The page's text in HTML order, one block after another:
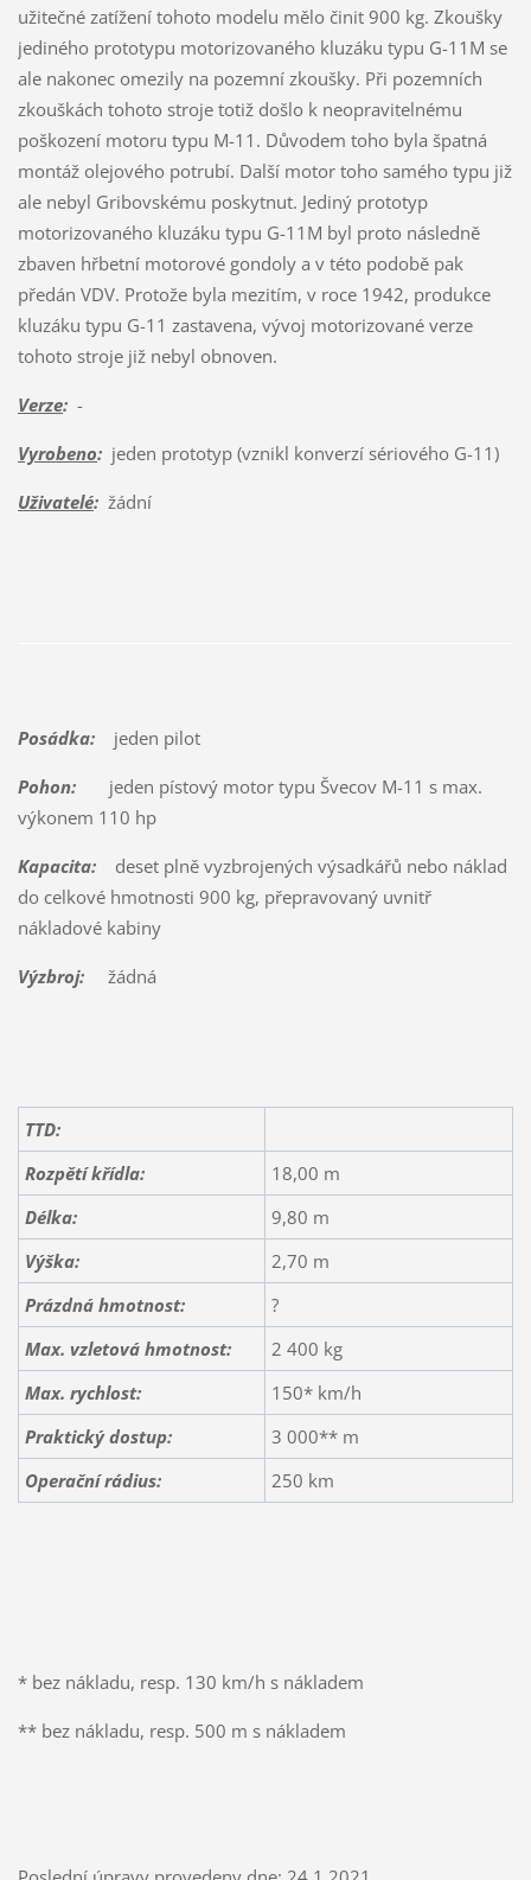
užitečné zatížení tohoto modelu mělo činit 900 kg. Zkoušky
jediného prototypu motorizovaného kluzáku typu G-11M se
ale nakonec omezily na pozemní zkoušky. Při pozemních
zkouškách tohoto stroje totiž došlo k neopravitelnému
poškození motoru typu M-11. Důvodem toho byla špatná
montáž olejového potrubí. Další motor toho samého typu již
ale nebyl Gribovskému poskytnut. Jediný prototyp
motorizovaného kluzáku typu G-11M byl proto následně
zbaven hřbetní motorové gondoly a v této podobě pak
předán VDV. Protože byla mezitím, v roce 1942, produkce
kluzáku typu G-11 zastavena, vývoj motorizované verze
tohoto stroje již nebyl obnoven.
Verze:-
Vyrobeno:jeden prototyp (vznikl konverzí sériového G-11)
Uživatelé:žádní
Posádka:jeden pilot
Pohon:jeden pístový motor typu Švecov M-11 s max.
výkonem 110 hp
Kapacita:deset plně vyzbrojených výsadkářů nebo náklad
do celkové hmotnosti 900 kg, přepravovaný uvnitř
nákladové kabiny
Výzbroj:žádná
TTD:
Rozpětí křídla:
18,00 m
Délka:
9,80 m
Výška:
2,70 m
Prázdná hmotnost:
?
Max. vzletová hmotnost:
2 400 kg
Max. rychlost:
150* km/h
Praktický dostup:
3 000** m
Operační rádius:
250 km
* bez nákladu, resp. 130 km/h s nákladem
** bez nákladu, resp. 500 m s nákladem